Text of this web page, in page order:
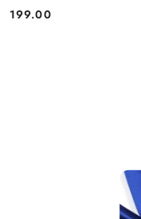
Cena:
199.00